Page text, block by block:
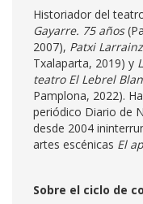
Historiador del
Gayarre. 75 años
2007), Patxi
Txalaparta, 2019) y
teatro El Lebrel
Pamplona, 2022).
periódico Diario de
desde 2004
artes escénicas El
Sobre el ciclo de